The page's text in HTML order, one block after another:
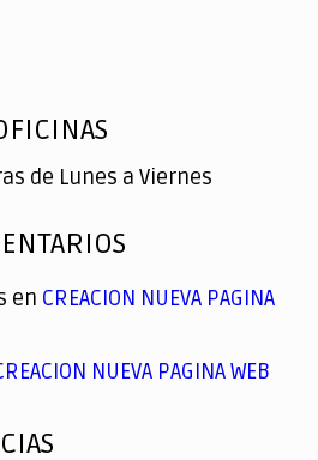
de Lunes a Viernes
en CREACION NUEVA PAGINA
NUEVA PAGINA WEB